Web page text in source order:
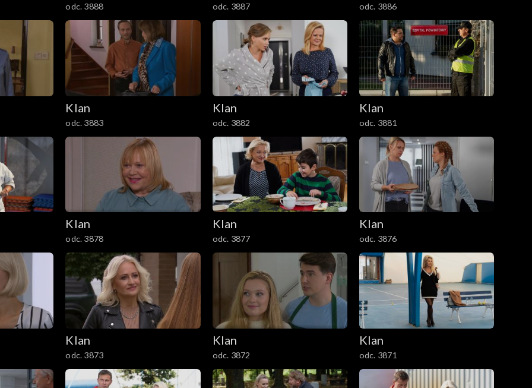
odc. 3888 odc. 3887 odc. 3886
Klan
odc. 3883
Klan
odc. 3882
Klan
odc. 3881
Klan
odc. 3878
Klan
odc. 3877
Klan
odc. 3876
Klan
odc. 3873
Klan
odc. 3872
Klan
odc. 3871